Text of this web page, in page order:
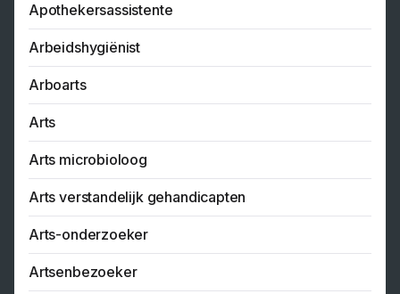
Apothekersassistente
Arbeidshygiënist
Arboarts
Arts
Arts microbioloog
Arts verstandelijk gehandicapten
Arts-onderzoeker
Artsenbezoeker